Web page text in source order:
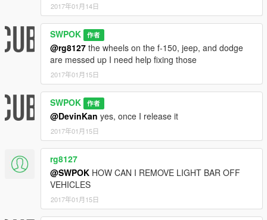
2017年01月14日
SWPOK 作者
@rg8127 the wheels on the f-150, jeep, and dodge
are messed up I need help fixing those
2017年01月15日
SWPOK 作者
@DevinKan yes, once I release it
2017年01月15日
rg8127
@SWPOK HOW CAN I REMOVE LIGHT BAR OFF
VEHICLES
2017年01月15日